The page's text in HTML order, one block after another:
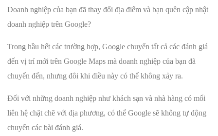
Doanh nghiệp của bạn đã thay đổi địa điểm và bạn quên cập nhật
doanh nghiệp trên Google?
Trong hầu hết các trường hợp, Google chuyển tất cả các đánh giá
đến vị trí mới trên Google Maps mà doanh nghiệp của bạn đã
chuyển đến, nhưng đôi khi điều này có thể không xảy ra.
Đối với những doanh nghiệp như khách sạn và nhà hàng có mối
liên hệ chặt chẽ với địa phương, có thể Google sẽ không tự động
chuyển các bài đánh giá.